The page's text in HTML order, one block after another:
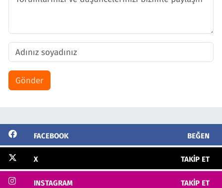
Gönder
FACEBOOK BEĞEN
X TAKIP ET
INSTAGRAM TAKIP ET